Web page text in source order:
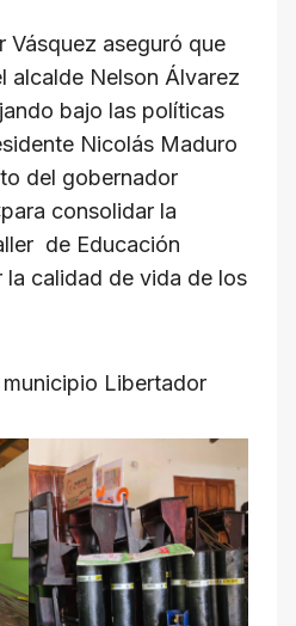
Vásquez aseguró que
alcalde Nelson Álvarez
bajo las políticas
Nicolás Maduro
del gobernador
consolidar la
de Educación
la calidad de vida de los
Libertador